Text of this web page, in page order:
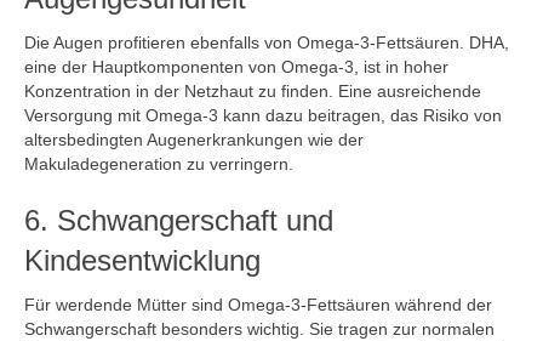
Die Augen profitieren ebenfalls von Omega-3-Fettsäuren. DHA,
eine der Hauptkomponenten von Omega-3, ist in hoher
Konzentration in der Netzhaut zu finden. Eine ausreichende
Versorgung mit Omega-3 kann dazu beitragen, das Risiko von
altersbedingten Augenerkrankungen wie der
Makuladegeneration zu verringern.
6. Schwangerschaft und
Kindesentwicklung
Für werdende Mütter sind Omega-3-Fettsäuren während der
Schwangerschaft besonders wichtig. Sie tragen zur normalen